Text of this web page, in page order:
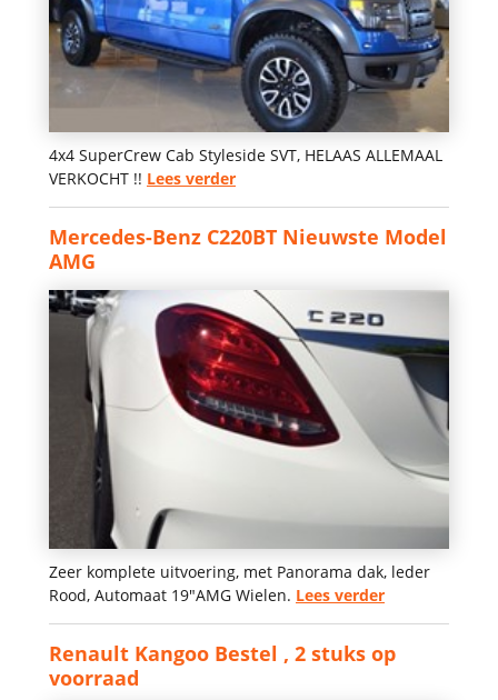
4x4 SuperCrew Cab Styleside SVT, HELAAS ALLEMAAL
VERKOCHT !! Lees verder
Mercedes-Benz C220BT Nieuwste Model
AMG
Zeer komplete uitvoering, met Panorama dak, leder
Rood, Automaat 19"AMG Wielen. Lees verder
Renault Kangoo Bestel , 2 stuks op
voorraad